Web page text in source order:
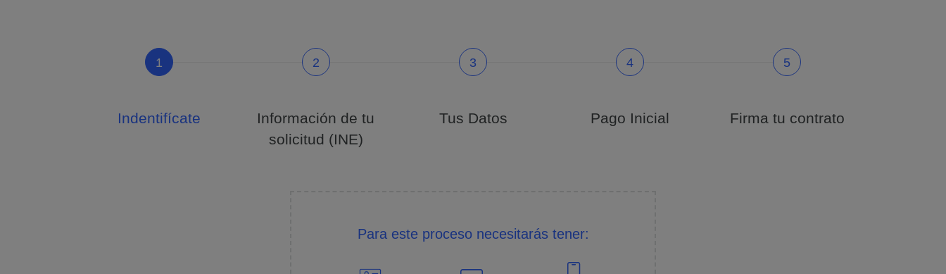
1
Indentifícate
2
Información de tu
solicitud (INE)
3
Tus Datos
4
Pago Inicial
5
Firma tu contrato
Para este proceso necesitarás tener: